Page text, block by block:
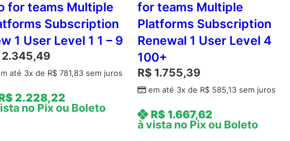
for teams Multiple
Subscription
1 User Level 1 1 – 9
2.345,49
até 3x de R$781,83sem juros
2.228,22
no Pix ou Boleto
for teams Multiple
Platforms Subscription
Renewal 1 User Level 4
100+
R$ 1.755,39
em até 3x de R$ 585,13 sem juros
R$1.667,62
à vista no Pix ou Boleto